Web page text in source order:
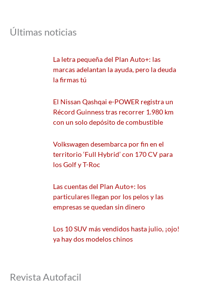
Últimas noticias
La letra pequeña del Plan Auto+: las
marcas adelantan la ayuda, pero la deuda
la firmas tú
El Nissan Qashqai e-POWER registra un
Récord Guinness tras recorrer 1.980 km
con un solo depósito de combustible
Volkswagen desembarca por fin en el
territorio ‘Full Hybrid’ con 170 CV para
los Golf y T-Roc
Las cuentas del Plan Auto+: los
particulares llegan por los pelos y las
empresas se quedan sin dinero
Los 10 SUV más vendidos hasta julio, ¡ojo!
ya hay dos modelos chinos
Revista Autofacil